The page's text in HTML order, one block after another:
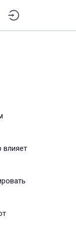
влияет